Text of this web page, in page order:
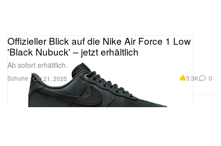
Schuhe
Offizieller Blick auf die Nike Air Force 1 Low
'Black Nubuck' – jetzt erhältlich
Ab sofort erhältlich.
Oct 21, 2025 3.3K 0